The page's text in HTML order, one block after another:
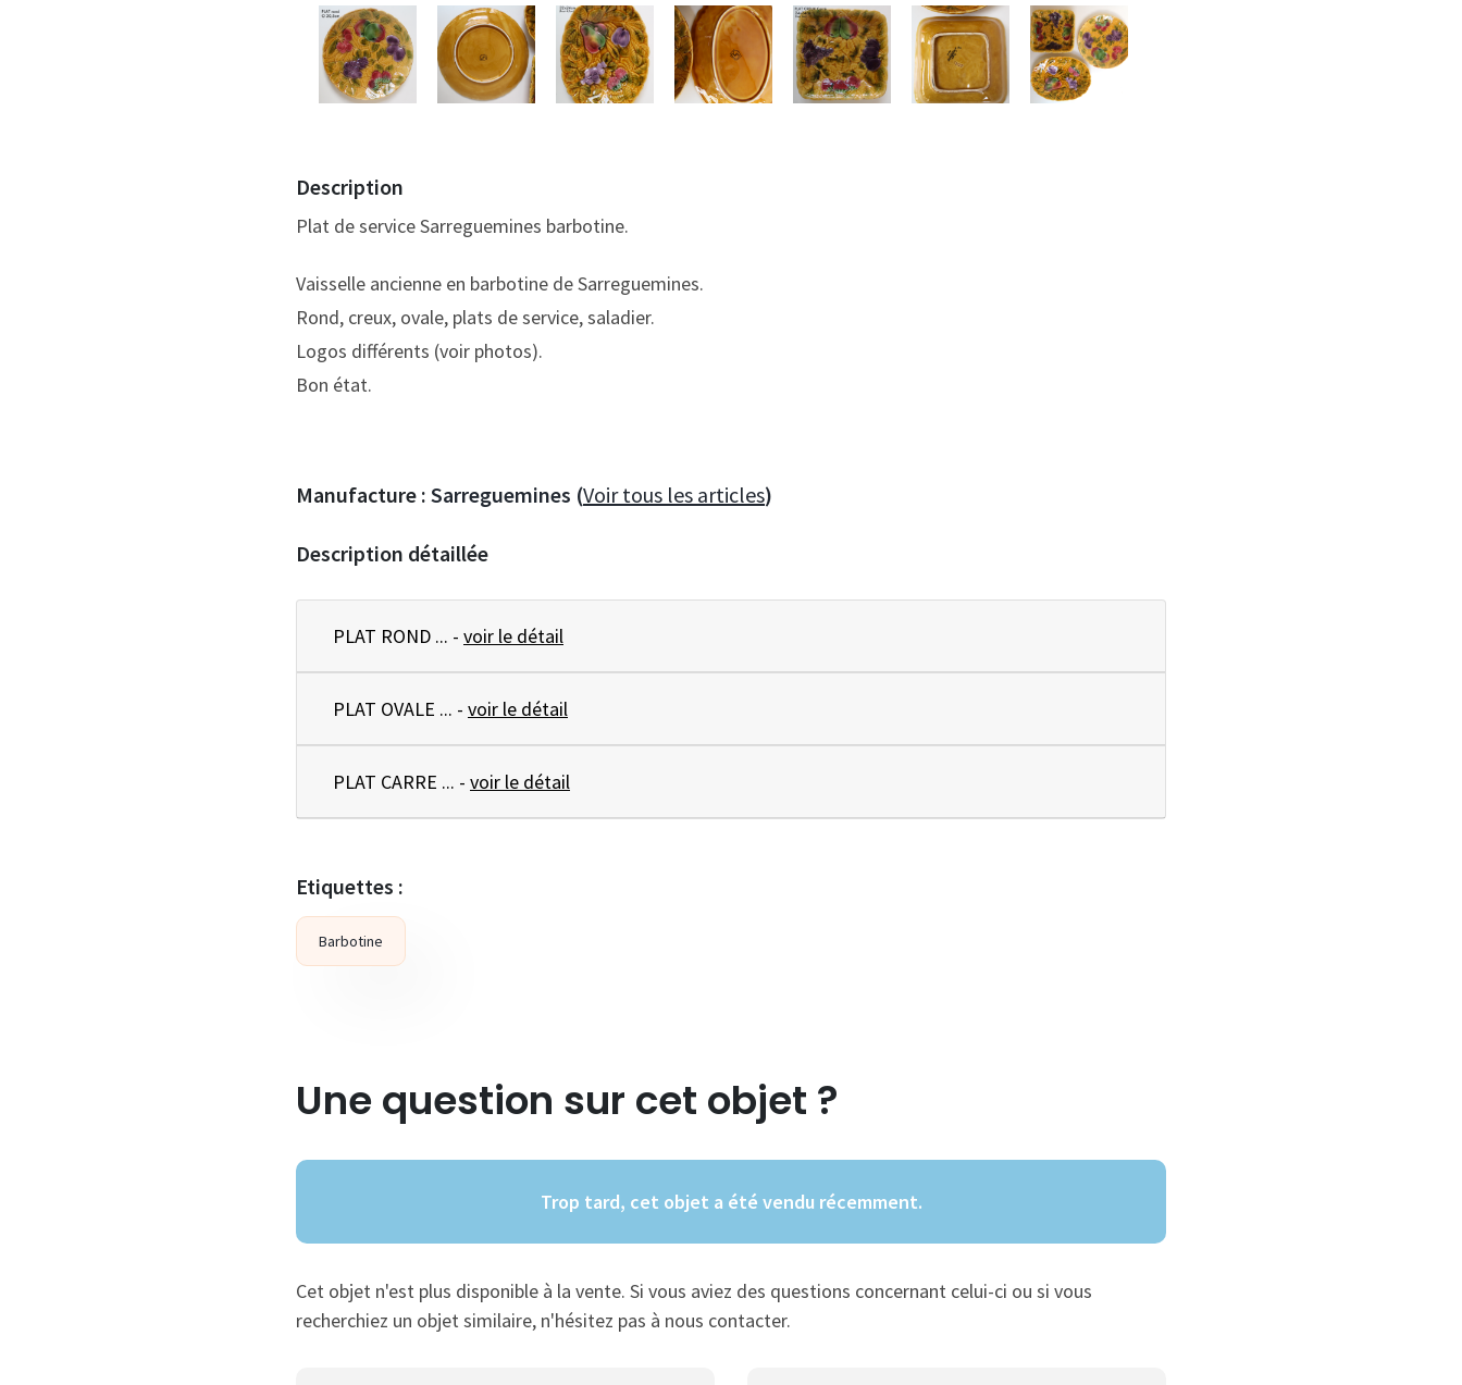
Description
Plat de service Sarreguemines barbotine.
Vaisselle ancienne en barbotine de Sarreguemines.
Rond, creux, ovale, plats de service, saladier.
Logos différents (voir photos).
Bon état.
Manufacture : Sarreguemines (Voir tous les articles)
Description détaillée
PLAT ROND ... - voir le détail
PLAT OVALE ... - voir le détail
PLAT CARRE ... - voir le détail
Etiquettes :
Barbotine
Une question sur cet objet ?
Trop tard, cet objet a été vendu récemment.
Cet objet n'est plus disponible à la vente. Si vous aviez des questions concernant celui-ci ou si vous
recherchiez un objet similaire, n'hésitez pas à nous contacter.